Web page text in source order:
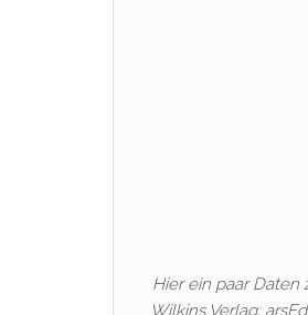
Hier ein paar Daten
Wilkins Verlag: